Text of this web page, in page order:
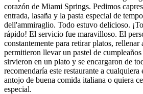
corazón de Miami Springs. Pedimos
entrada, lasaña y la pasta especial de
dell'ammiraglio. Todo estuvo delicioso.
rápido! El servicio fue maravilloso. El
constantemente para retirar platos, rellenar
permitieron llevar un pastel de
sirvieron en un plato y se encargaron de
recomendaría este restaurante a cualquiera
antojo de buena comida italiana o quiera
especial.